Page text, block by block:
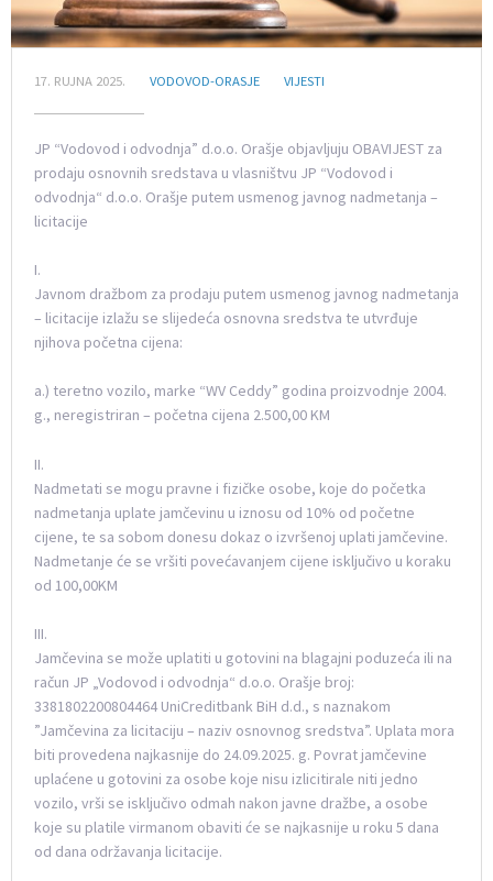
17. RUJNA 2025. VODOVOD-ORASJE VIJESTI
JP “Vodovod i odvodnja” d.o.o. Orašje objavljuju OBAVIJEST za
prodaju osnovnih sredstava u vlasništvu JP “Vodovod i
odvodnja“ d.o.o. Orašje putem usmenog javnog nadmetanja –
licitacije
I.
Javnom dražbom za prodaju putem usmenog javnog nadmetanja
– licitacije izlažu se slijedeća osnovna sredstva te utvrđuje
njihova početna cijena:
a.) teretno vozilo, marke “WV Ceddy” godina proizvodnje 2004.
g., neregistriran – početna cijena 2.500,00 KM
II.
Nadmetati se mogu pravne i fizičke osobe, koje do početka
nadmetanja uplate jamčevinu u iznosu od 10% od početne
cijene, te sa sobom donesu dokaz o izvršenoj uplati jamčevine.
Nadmetanje će se vršiti povećavanjem cijene isključivo u koraku
od 100,00KM
III.
Jamčevina se može uplatiti u gotovini na blagajni poduzeća ili na
račun JP „Vodovod i odvodnja“ d.o.o. Orašje broj:
3381802200804464 UniCreditbank BiH d.d., s naznakom
”Jamčevina za licitaciju – naziv osnovnog sredstva”. Uplata mora
biti provedena najkasnije do 24.09.2025. g. Povrat jamčevine
uplaćene u gotovini za osobe koje nisu izlicitirale niti jedno
vozilo, vrši se isključivo odmah nakon javne dražbe, a osobe
koje su platile virmanom obaviti će se najkasnije u roku 5 dana
od dana održavanja licitacije.